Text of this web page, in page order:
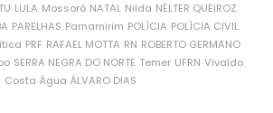
LULA Mossoró NATAL Nilda NÉLTER QUEIROZ
PARELHAS Parnamirim POLÍCIA POLÍCIA CIVIL
PRF RAFAEL MOTTA RN ROBERTO GERMANO
SERRA NEGRA DO NORTE Temer UFRN Vivaldo
Costa Água ÁLVARO DIAS